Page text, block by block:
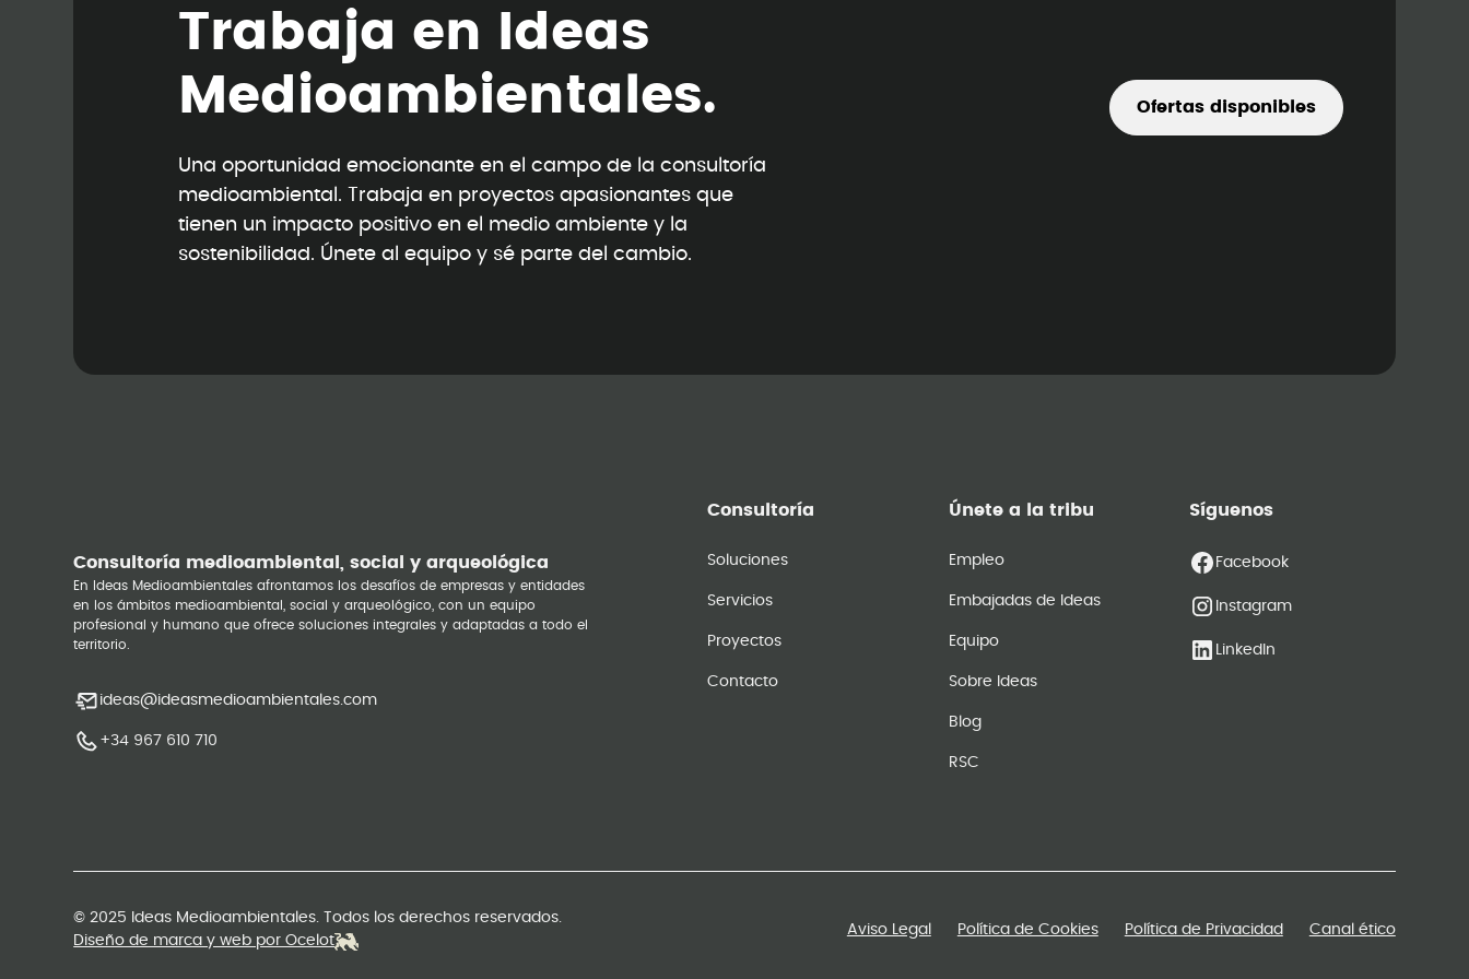
Trabaja en deas
M edioambienta es.
Una oportunidad emocionante en el campo de la consultoría
medioambiental. Trabaja en proyectos apasionantes que
tienen un impacto positivo en el medio ambiente y la
sostenibilidad. Únete al equipo y sé parte del cambio.
Ofertas disponibles
Consultoría medioambiental, social y arqueológica
En Ideas Medioambientales afrontamos los desafíos de empresas y entidades
en los ámbitos medioambiental, social y arqueológico, con un equipo
profesional y humano que ofrece soluciones integrales y adaptadas a todo el
territorio.
ideas@ideasmedioambientales.com
+34 967 610 710
Consultoría
Soluciones
Servicios
Proyectos
Contacto
Únete a la tribu
Empleo
Embajadas de Ideas
Equipo
Sobre Ideas
Blog
RSC
Síguenos
Facebook
Instagram
LinkedIn
© 2025 Ideas Medioambientales. Todos los derechos reservados.
Diseño de marca y web por Ocelot
Aviso Legal Política de Cookies Política de Privacidad Canal ético